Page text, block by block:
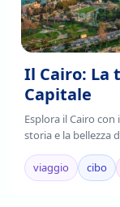
Il Cairo: La
Capitale
Esplora il Cairo
storia e la bellezza
completa. Leggi ora!
viaggio
cibo